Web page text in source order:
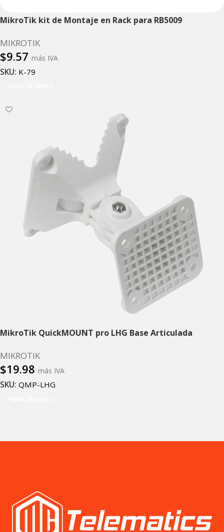
MikroTik kit de Montaje en Rack para RB5009
MIKROTIK
$9.57 más IVA
SKU: K-79
MikroTik QuickMOUNT pro LHG Base Articulada
MIKROTIK
$19.98 más IVA
SKU: QMP-LHG